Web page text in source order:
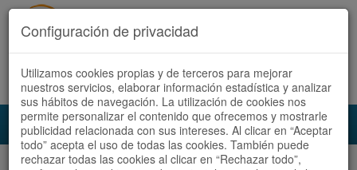
Accedeix Registra't ara Español Català
Audioruta Totes les rutes
Configuración de privacidad
Utilizamos cookies propias y de terceros para mejorar
nuestros servicios, elaborar información estadística y analizar
sus hábitos de navegación. La utilización de cookies nos
permite personalizar el contenido que ofrecemos y mostrarle
publicidad relacionada con sus intereses. Al clicar en “Aceptar
todo” acepta el uso de todas las cookies. También puede
rechazar todas las cookies al clicar en “Rechazar todo”,